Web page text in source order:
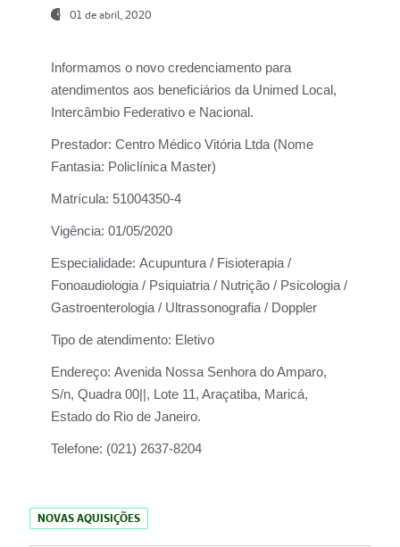
01 de abril, 2020
Informamos o novo credenciamento para
atendimentos aos beneficiários da Unimed Local,
Intercâmbio Federativo e Nacional.
Prestador: Centro Médico Vitória Ltda (Nome
Fantasia: Policlínica Master)
Matrícula: 51004350-4
Vigência: 01/05/2020
Especialidade: Acupuntura / Fisioterapia /
Fonoaudiologia / Psiquiatria / Nutrição / Psicologia /
Gastroenterologia / Ultrassonografia / Doppler
Tipo de atendimento: Eletivo
Endereço: Avenida Nossa Senhora do Amparo,
S/n, Quadra 00||, Lote 11, Araçatiba, Maricá,
Estado do Rio de Janeiro.
Telefone: (021) 2637-8204
NOVAS AQUISIÇÕES